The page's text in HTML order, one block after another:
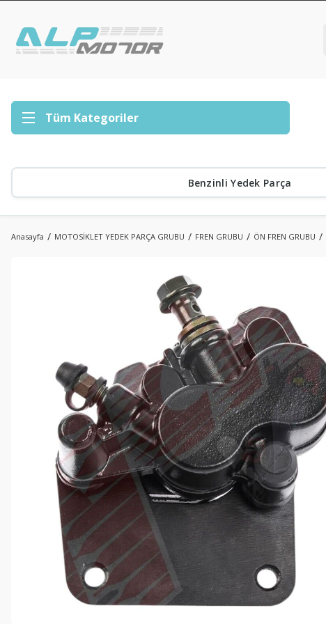
Tüm Kategoriler
Benzinli Yedek Parça
Anasayfa MOTOSİKLET YEDEK PARÇA GRUBU FREN GRUBU ÖN FREN GRUBU